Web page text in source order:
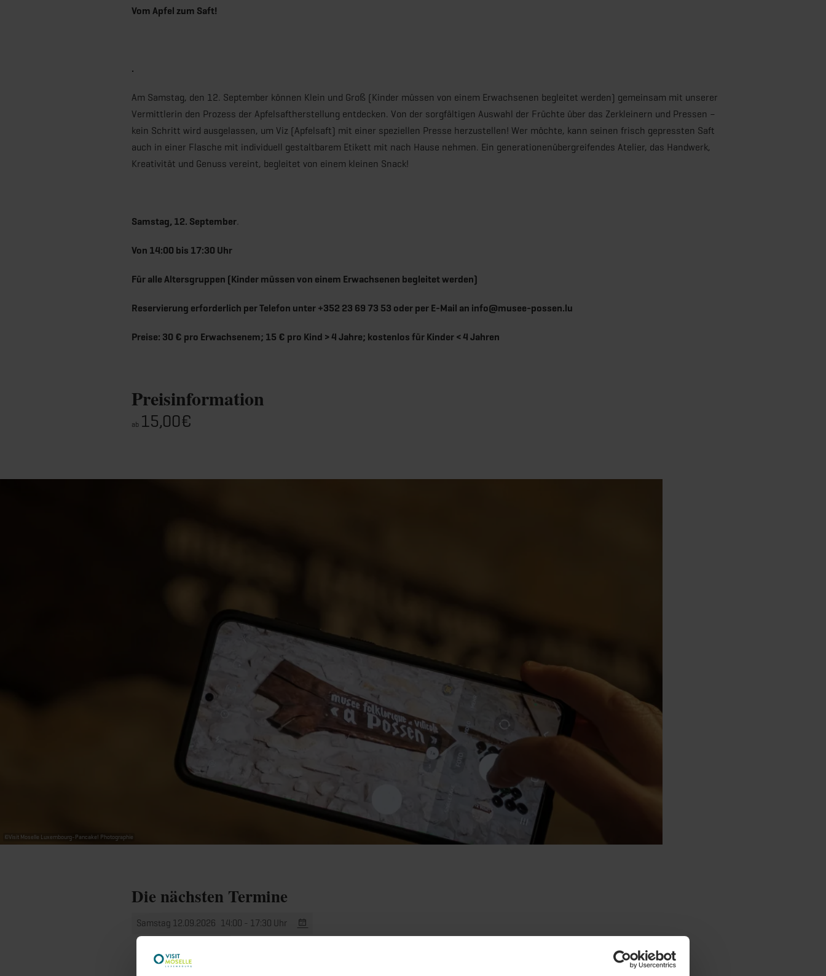
Vom Apfel zum Saft!
.
Am Samstag, den 12. September können Klein und Groß (Kinder müssen von einem Erwachsenen begleitet werden) gemeinsam mit unserer
Vermittlerin den Prozess der Apfelsaftherstellung entdecken. Von der sorgfältigen Auswahl der Früchte über das Zerkleinern und Pressen –
kein Schritt wird ausgelassen, um Viz (Apfelsaft) mit einer speziellen Presse herzustellen! Wer möchte, kann seinen frisch gepressten Saft
auch in einer Flasche mit individuell gestaltbarem Etikett mit nach Hause nehmen. Ein generationenübergreifendes Atelier, das Handwerk,
Kreativität und Genuss vereint, begleitet von einem kleinen Snack!
Samstag, 12. September.
Von 14:00 bis 17:30 Uhr
Für alle Altersgruppen (Kinder müssen von einem Erwachsenen begleitet werden)
Reservierung erforderlich per Telefon unter +352 23 69 73 53 oder per E-Mail an info@musee-possen.lu
Preise: 30 € pro Erwachsenem; 15 € pro Kind > 4 Jahre; kostenlos für Kinder < 4 Jahren
Preisinformation
ab 15,00€
©Visit Moselle Luxembourg-Pancake! Photographie
Die nächsten Termine
Samstag 12.09.2026 14:00 - 17:30 Uhr